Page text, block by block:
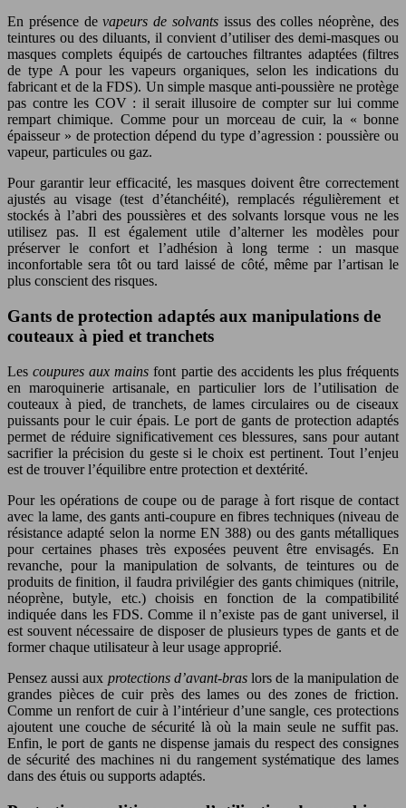
En présence devapeurs de solvants issus des colles néoprène, des
teintures ou des diluants, il convient d’utiliser des demi-masques ou
masques complets équipés de cartouches filtrantes adaptées (filtres
de type A pour les vapeurs organiques, selon les indications du
fabricant et de la FDS). Un simple masque anti-poussière ne protège
pas contre les COV : il serait illusoire de compter sur lui comme
rempart chimique. Comme pour un morceau de cuir, la « bonne
épaisseur » de protection dépend du type d’agression : poussière ou
vapeur, particules ou gaz.
Pour garantir leur efficacité, les masques doivent être correctement
ajustés au visage (test d’étanchéité), remplacés régulièrement et
stockés à l’abri des poussières et des solvants lorsque vous ne les
utilisez pas. Il est également utile d’alterner les modèles pour
préserver le confort et l’adhésion à long terme : un masque
inconfortable sera tôt ou tard laissé de côté, même par l’artisan le
plus conscient des risques.
Gants de protection adaptés aux manipulations de
couteaux à pied et tranchets
Lescoupures aux mains font partie des accidents les plus fréquents
en maroquinerie artisanale, en particulier lors de l’utilisation de
couteaux à pied, de tranchets, de lames circulaires ou de ciseaux
puissants pour le cuir épais. Le port de gants de protection adaptés
permet de réduire significativement ces blessures, sans pour autant
sacrifier la précision du geste si le choix est pertinent. Tout l’enjeu
est de trouver l’équilibre entre protection et dextérité.
Pour les opérations de coupe ou de parage à fort risque de contact
avec la lame, des gants anti-coupure en fibres techniques (niveau de
résistance adapté selon la norme EN 388) ou des gants métalliques
pour certaines phases très exposées peuvent être envisagés. En
revanche, pour la manipulation de solvants, de teintures ou de
produits de finition, il faudra privilégier des gants chimiques (nitrile,
néoprène, butyle, etc.) choisis en fonction de la compatibilité
indiquée dans les FDS. Comme il n’existe pas de gant universel, il
est souvent nécessaire de disposer de plusieurs types de gants et de
former chaque utilisateur à leur usage approprié.
Pensez aussi aux protections d’avant-braslors de la manipulation de
grandes pièces de cuir près des lames ou des zones de friction.
Comme un renfort de cuir à l’intérieur d’une sangle, ces protections
ajoutent une couche de sécurité là où la main seule ne suffit pas.
Enfin, le port de gants ne dispense jamais du respect des consignes
de sécurité des machines ni du rangement systématique des lames
dans des étuis ou supports adaptés.